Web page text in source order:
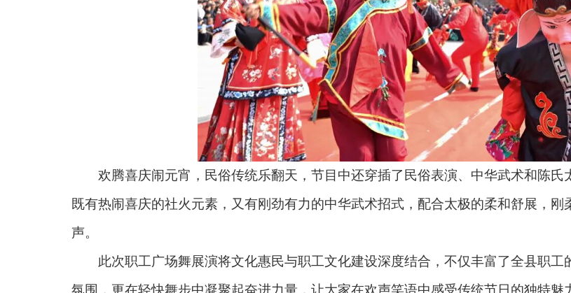
欢腾喜庆闹元宵，民俗传统乐翻天，节目中还穿插了民俗表演、中华武术和陈氏
既有热闹喜庆的社火元素，又有刚劲有力的中华武术招式，配合太极的柔和舒展，
声。
此次职工广场舞展演将文化惠民与职工文化建设深度结合，不仅丰富了全县职工